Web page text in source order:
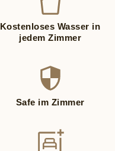
Kostenloses Wasser in
jedem Zimmer
Safe im Zimmer